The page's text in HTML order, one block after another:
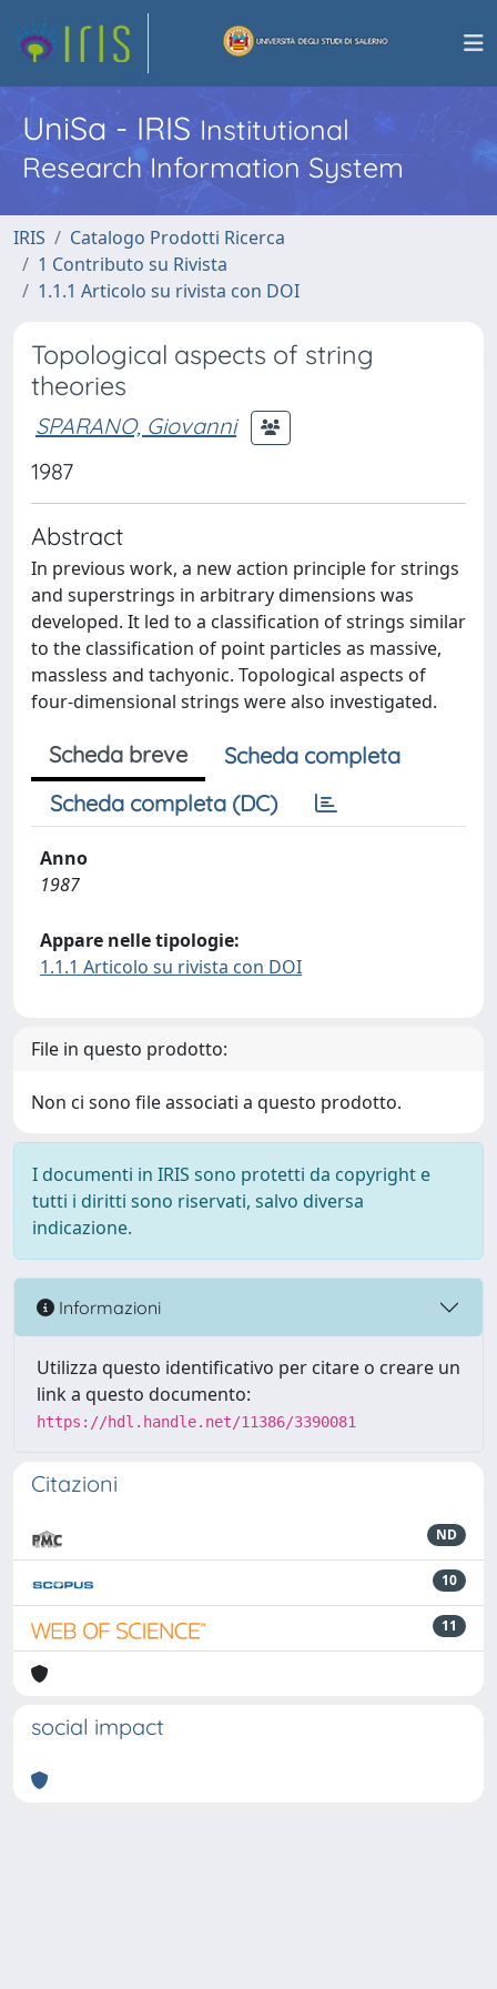
UniSa - IRISInstitutional
Research Information System
IRIS
Catalogo Prodotti Ricerca
1 Contributo su Rivista
1.1.1 Articolo su rivista con DOI
Topological aspects of string
theories
SPARANO, Giovanni
1987
Abstract
In previous work, a new action principle for strings
and superstrings in arbitrary dimensions was
developed. It led to a classification of strings similar
to the classification of point particles as massive,
massless and tachyonic. Topological aspects of
four-dimensional strings were also investigated.
Scheda breve
Scheda completa
Scheda completa (DC)
Anno
1987
Appare nelle tipologie:
1.1.1 Articolo su rivista con DOI
File in questo prodotto:
Non ci sono file associati a questo prodotto.
I documenti in IRIS sono protetti da copyright e
tutti i diritti sono riservati, salvo diversa
indicazione.
Informazioni
Utilizza questo identificativo per citare o creare un
link a questo documento:
https://hdl.handle.net/11386/3390081
Citazioni
ND
10
11
social impact